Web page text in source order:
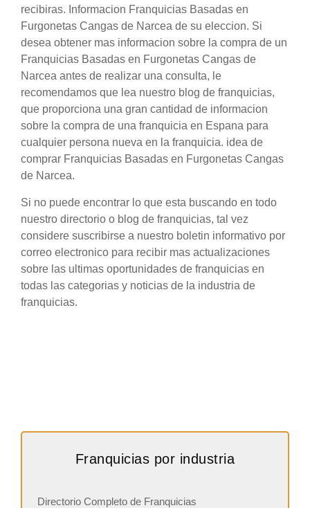
recibiras. Informacion Franquicias Basadas en
Furgonetas Cangas de Narcea de su eleccion. Si
desea obtener mas informacion sobre la compra de un
Franquicias Basadas en Furgonetas Cangas de
Narcea antes de realizar una consulta, le
recomendamos que lea nuestro blog de franquicias,
que proporciona una gran cantidad de informacion
sobre la compra de una franquicia en Espana para
cualquier persona nueva en la franquicia. idea de
comprar Franquicias Basadas en Furgonetas Cangas
de Narcea.
Si no puede encontrar lo que esta buscando en todo
nuestro directorio o blog de franquicias, tal vez
considere suscribirse a nuestro boletin informativo por
correo electronico para recibir mas actualizaciones
sobre las ultimas oportunidades de franquicias en
todas las categorias y noticias de la industria de
franquicias.
Franquicias por industria
Directorio Completo de Franquicias